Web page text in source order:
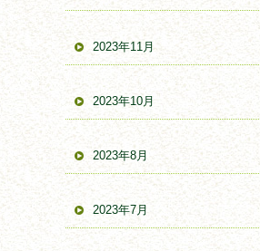
2023年11月
2023年10月
2023年8月
2023年7月